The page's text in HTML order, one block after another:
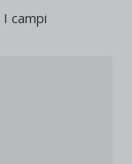
I campi